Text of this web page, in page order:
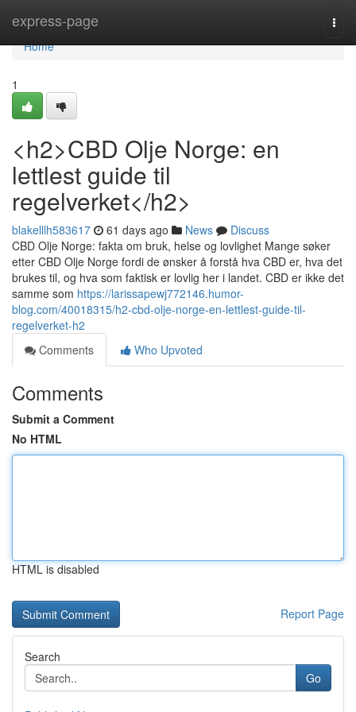
express-page
Home
Home
1
<h2>CBD Olje Norge: en
lettlest guide til
regelverket</h2>
blakelllh583617 61 days ago News
Discuss
CBD Olje Norge: fakta om bruk, helse og lovlighet Mange søker
etter CBD Olje Norge fordi de ønsker å forstå hva CBD er, hva det
brukes til, og hva som faktisk er lovlig her i landet. CBD er ikke det
samme som https://larissapewj772146.humor-
blog.com/40018315/h2-cbd-olje-norge-en-lettlest-guide-til-
regelverket-h2
Comments
Who Upvoted
Comments
Submit a Comment
No HTML
HTML is disabled
Report Page
Search
Go